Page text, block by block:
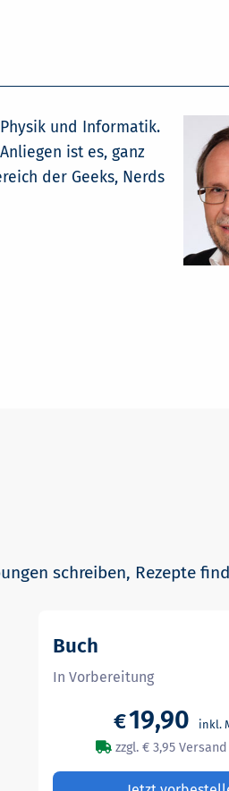
und Informatik.
ist es, ganz
der Geeks, Nerds
schreiben, Rezepte
Buch
In Vorbereitung
€19,90
zzgl. € 3,95